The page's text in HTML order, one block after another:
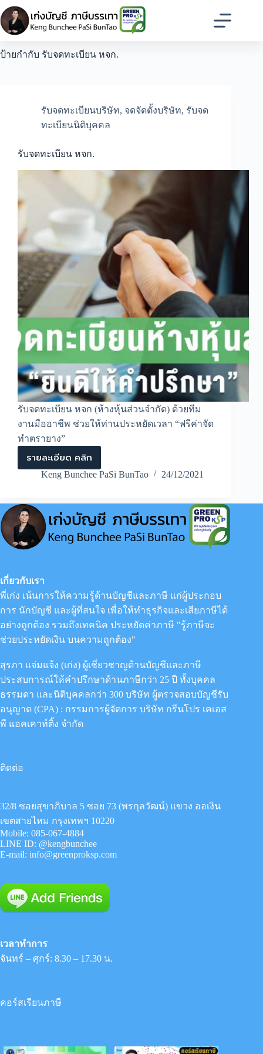
Skip
to
content
ป้ายกำกับ รับจดทะเบียน หจก.
รับจดทะเบียนบริษัท, จดจัดตั้งบริษัท, รับจด
ทะเบียนนิติบุคคล
รับจดทะเบียน หจก.
รับจดทะเบียน หจก (ห้างหุ้นส่วนจำกัด) ด้วยทีม
งานมืออาชีพ ช่วยให้ท่านประหยัดเวลา “ฟรีค่าจัด
ทำตรายาง”
รายละเอียด คลิก
รับ
จด
ทะเบียน
Keng Bunchee PaSi BunTao 24/12/2021
เกี่ยวกับเรา
พี่เก่ง เน้นการให้ความรู้ด้านบัญชีและภาษี แก่ผู้ประกอบ
การ นักบัญชี และผู้ที่สนใจ เพื่อให้ทำธุรกิจและเสียภาษีได้
อย่างถูกต้อง รวมถึงเทคนิค ประหยัดค่าภาษี "รู้ภาษีจะ
ช่วยประหยัดเงิน บนความถูกต้อง"
สุรภา แจ่มแจ้ง (เก่ง) ผู้เชี่ยวชาญด้านบัญชีและภาษี
ประสบการณ์ให้คำปรึกษาด้านภาษีกว่า 25 ปี ทั้งบุคคล
ธรรมดา และนิติบุคคลกว่า 300 บริษัท ผู้ตรวจสอบบัญชีรับ
อนุญาต (CPA) : กรรมการผู้จัดการ บริษัท กรีนโปร เคเอส
พี แอคเคาท์ติ้ง จำกัด
ติดต่อ
32/8 ซอยสุขาภิบาล 5 ซอย 73 (พรกุลวัฒน์) แขวง ออเงิน
เขตสายไหม กรุงเทพฯ 10220
Mobile: 085-067-4884
LINE ID: @kengbunchee
E-mail: info@greenproksp.com
เวลาทำการ
จันทร์ – ศุกร์: 8.30 – 17.30 น.
คอร์สเรียนภาษี